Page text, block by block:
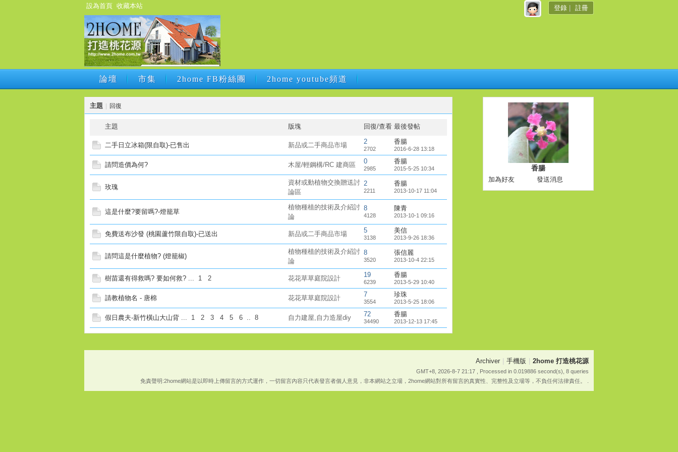
設為首頁 收藏本站 登錄 註冊
論壇 市集 2home FB粉絲團 2home youtube頻道
論壇 市集 2home FB粉絲團 2home youtube頻道
主題 | 回復
主題 版塊 回復/查看 最後發帖
二手日立冰箱(限自取)-已售出 新品或二手商品市場 2
2702
香腸
2016-6-28 13:18
請問造價為何? 木屋/輕鋼構/RC 建商區 0
2985
香腸
2015-5-25 10:34
玫瑰
資材或動植物交換贈送討
論區
2
2211
香腸
2013-10-17 11:04
這是什麼?要留嗎?-燈籠草
植物種植的技術及介紹討
論
8
4128
陳青
2013-10-1 09:16
免費送布沙發 (桃園蘆竹限自取)-已送出 新品或二手商品市場 5
3138
美信
2013-9-26 18:36
請問這是什麼植物? (燈籠椒)
植物種植的技術及介紹討
論
8
3520
張信麗
2013-10-4 22:15
樹苗還有得救嗎? 要如何救? 1 2 花花草草庭院設計 19
6239
香腸
2013-5-29 10:40
請教植物名 - 唐棉 花花草草庭院設計 7
3554
珍珠
2013-5-25 18:06
假日農夫-新竹橫山大山背 1 2 3 4 5 6 8 自力建屋,自力造屋diy 72
34490
香腸
2013-12-13 17:45
香腸
加為好友 發送消息
Archiver | 手機版 | 2home 打造桃花源
GMT+8, 2026-8-7 21:17 , Processed in 0.019886 second(s), 8 queries
免責聲明:2home網站是以即時上傳留言的方式運作，一切留言內容只代表發言者個人意見，非本網站之立場，2home網站對所有留言的真實性、完整性及立場等，不負任何法律責任。 .